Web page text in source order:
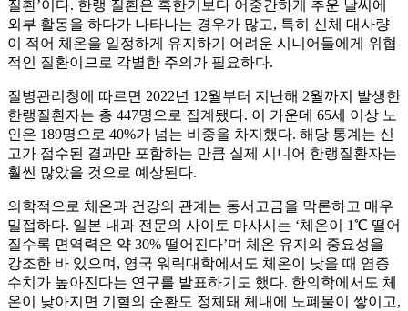
질환’이다. 한랭 질환은 혹한기보다 어중간하게 추운 날씨에
외부 활동을 하다가 나타나는 경우가 많고, 특히 신체 대사량
이 적어 체온을 일정하게 유지하기 어려운 시니어들에게 위협
적인 질환이므로 각별한 주의가 필요하다.
질병관리청에 따르면 2022년 12월부터 지난해 2월까지 발생한
한랭질환자는 총 447명으로 집계됐다. 이 가운데 65세 이상 노
인은 189명으로 40%가 넘는 비중을 차지했다. 해당 통계는 신
고가 접수된 결과만 포함하는 만큼 실제 시니어 한랭질환자는
훨씬 많았을 것으로 예상된다.
의학적으로 체온과 건강의 관계는 동서고금을 막론하고 매우
밀접하다. 일본 내과 전문의 사이토 마사시는 ‘체온이 1℃ 떨어
질수록 면역력은 약 30% 떨어진다’며 체온 유지의 중요성을
강조한 바 있으며, 영국 워릭대학에서도 체온이 낮을 때 염증
수치가 높아진다는 연구를 발표하기도 했다. 한의학에서도 체
온이 낮아지면 기혈의 순환도 정체돼 체내에 노폐물이 쌓이고,